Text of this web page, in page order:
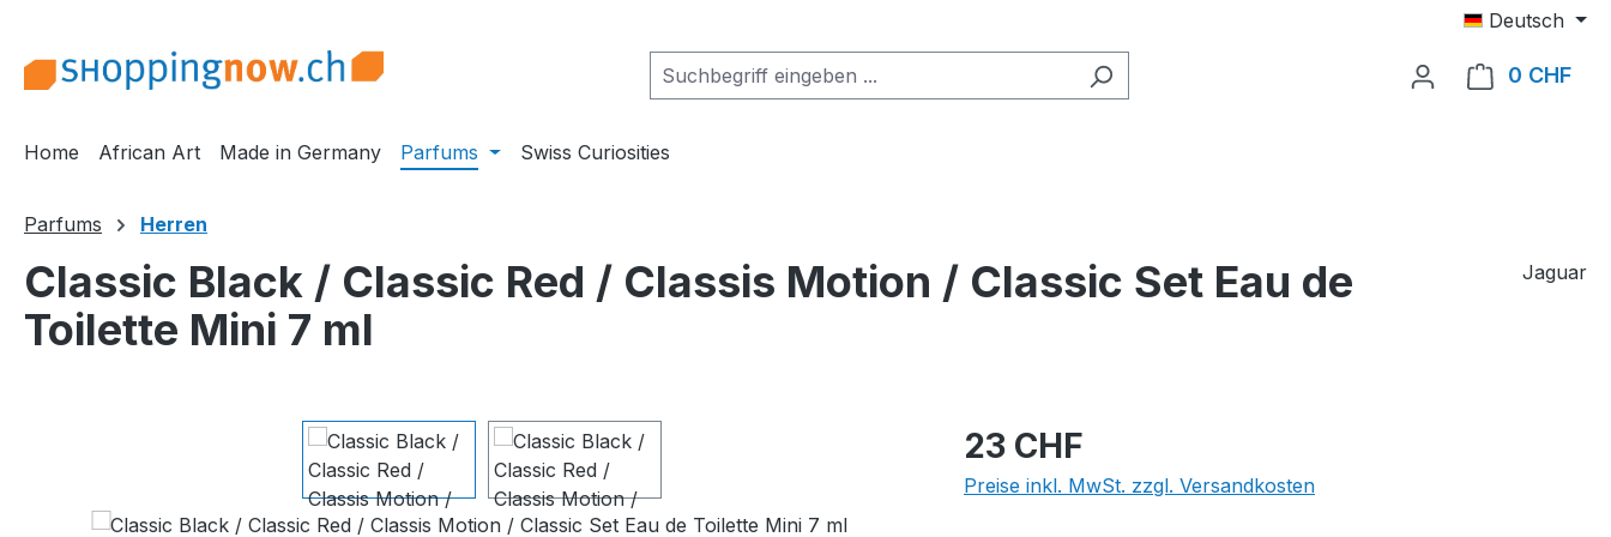
Deutsch
0 CHF
Home African Art Made in Germany Parfums Swiss Curiosities
Parfums Herren
Classic Black / Classic Red / Classis Motion / Classic Set Eau de
Toilette Mini 7 ml
Jaguar
Regulärer Preis:
23 CHF
Preise inkl. MwSt. zzgl. Versandkosten